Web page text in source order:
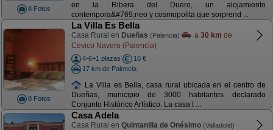
8 Fotos
en la Ribera del Duero, un alojamiento
contempora&#769;neo y cosmopolita que sorprend ...
8 Fotos
La Villa Es Bella
Casa Rural en Dueñas (Palencia) a 30 km de
Cevico Navero (Palencia)
4-6+1 plazas
16 €
17 km de Palencia
La Villa es Bella, casa rural ubicada en el centro de
Dueñas, municipio de 3000 habitantes declarado
Conjunto Histórico Artístico. La casa t ...
Casa Adela
Casa Rural en Quintanilla de Onésimo (Valladolid)